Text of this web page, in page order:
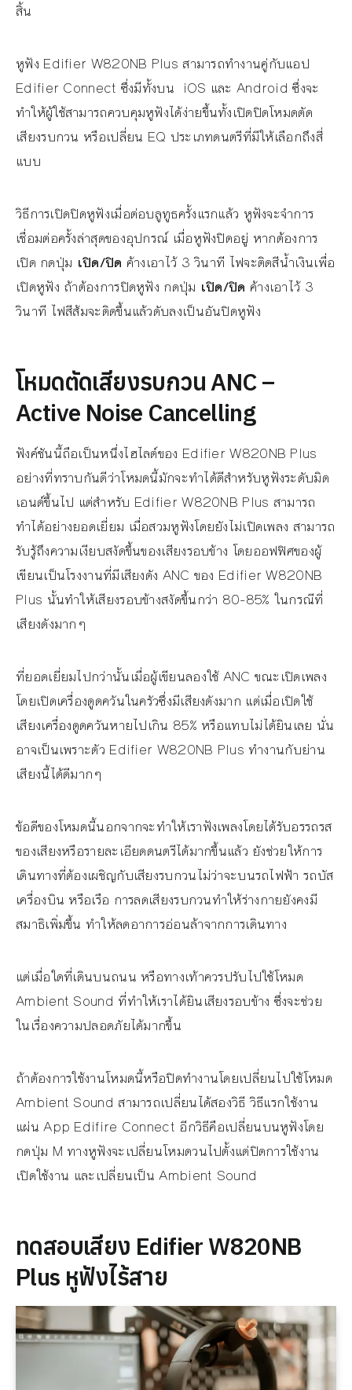
สิ้น
หูฟัง Edifier W820NB Plus สามารถทำงานคู่กับแอป
Edifier Connect ซึ่งมีทั้งบน iOS และ Android ซึ่งจะ
ทำให้ผู้ใช้สามารถควบคุมหูฟังได้ง่ายขึ้นทั้งเปิดปิดโหมดตัด
เสียงรบกวน หรือเปลี่ยน EQ ประเภทดนตรีที่มีให้เลือกถึงสี่
แบบ
วิธีการเปิดปิดหูฟังเมื่อต่อบลูทูธครั้งแรกแล้ว หูฟังจะจำการ
เชื่อมต่อครั้งล่าสุดของอุปกรณ์ เมื่อหูฟังปิดอยู่ หากต้องการ
เปิด กดปุ่ม เปิด/ปิด ค้างเอาไว้ 3 วินาที ไฟจะติดสีนํ้าเงินเพื่อ
เปิดหูฟัง ถ้าต้องการปิดหูฟัง กดปุ่ม เปิด/ปิด ค้างเอาไว้ 3
วินาที ไฟสีส้มจะติดขึ้นแล้วดับลงเป็นอันปิดหูฟัง
โหมดตัดเสียงรบกวน ANC –
Active Noise Cancelling
ฟังค์ชันนี้ถือเป็นหนึ่งไฮไลต์ของ Edifier W820NB Plus
อย่างที่ทราบกันดีว่าโหมดนี้มักจะทำได้ดีสำหรับหูฟังระดับมิด
เอนด์ขึ้นไป แต่สำหรับ Edifier W820NB Plus สามารถ
ทำได้อย่างยอดเยี่ยม เมื่อสวมหูฟังโดยยังไม่เปิดเพลง สามารถ
รับรู้ถึงความเงียบสงัดขึ้นของเสียงรอบข้าง โดยออฟฟิศของผู้
เขียนเป็นโรงงานที่มีเสียงดัง ANC ของ Edifier W820NB
Plus นั้นทำให้เสียงรอบข้างสงัดขึ้นกว่า 80-85% ในกรณีที่
เสียงดังมากๆ
ที่ยอดเยี่ยมไปกว่านั้นเมื่อผู้เขียนลองใช้ ANC ขณะเปิดเพลง
โดยเปิดเครื่องดูดควันในครัวซึ่งมีเสียงดังมาก แต่เมื่อเปิดใช้
เสียงเครื่องดูดควันหายไปเกิน 85% หรือแทบไม่ได้ยินเลย นั่น
อาจเป็นเพราะตัว Edifier W820NB Plus ทำงานกับย่าน
เสียงนี้ได้ดีมากๆ
ข้อดีของโหมดนี้นอกจากจะทำให้เราฟังเพลงโดยได้รับอรรถรส
ของเสียงหรือรายละเอียดดนตรีได้มากขึ้นแล้ว ยังช่วยให้การ
เดินทางที่ต้องเผชิญกับเสียงรบกวนไม่ว่าจะบนรถไฟฟ้า รถบัส
เครื่องบิน หรือเรือ การลดเสียงรบกวนทำให้ร่างกายยังคงมี
สมาธิเพิ่มขึ้น ทำให้ลดอาการอ่อนล้าจากการเดินทาง
แต่เมื่อใดที่เดินบนถนน หรือทางเท้าควรปรับไปใช้โหมด
Ambient Sound ที่ทำให้เราได้ยินเสียงรอบข้าง ซึ่งจะช่วย
ในเรื่องความปลอดภัยได้มากขึ้น
ถ้าต้องการใช้งานโหมดนี้หรือปิดทำงานโดยเปลี่ยนไปใช้โหมด
Ambient Sound สามารถเปลี่ยนได้สองวิธี วิธีแรกใช้งาน
แผ่น App Edifire Connect อีกวิธีคือเปลี่ยนบนหูฟังโดย
กดปุ่ม M ทางหูฟังจะเปลี่ยนโหมดวนไปตั้งแต่ปิดการใช้งาน
เปิดใช้งาน และเปลี่ยนเป็น Ambient Sound
ทดสอบเสียง Edifier W820NB
Plus หูฟังไร้สาย